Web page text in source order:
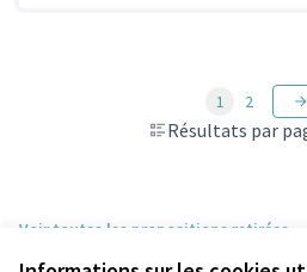
Résultats par
1 2
Voir toutes les propositions retirées